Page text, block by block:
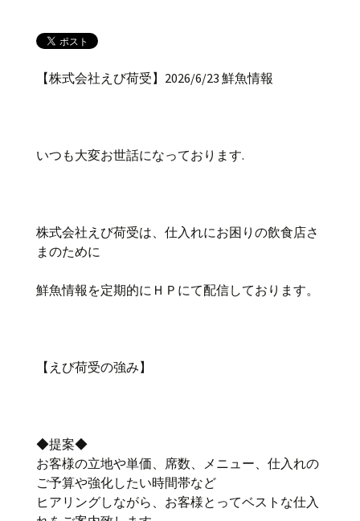
【株式会社えび荷受】2026/6/23 鮮魚情報
いつも大変お世話になっております.
株式会社えび荷受は、仕入れにお困りの飲食店さ
まのために
鮮魚情報を定期的にＨＰにて配信しております。
【えび荷受の強み】
◆提案◆
お客様の立地や単価、席数、メニュー、仕入れの
ご予算や強化したい時間帯など
ヒアリングしながら、お客様とってベストな仕入